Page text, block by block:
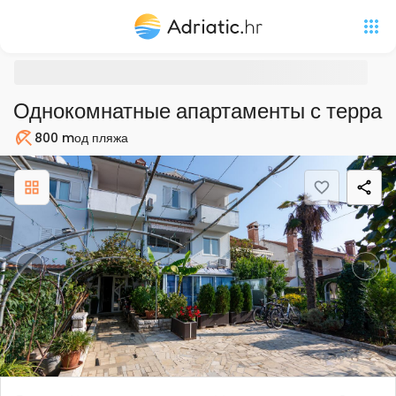
Однокомнатные апартаменты с
Пляж800 mод пляжа
Previous Next